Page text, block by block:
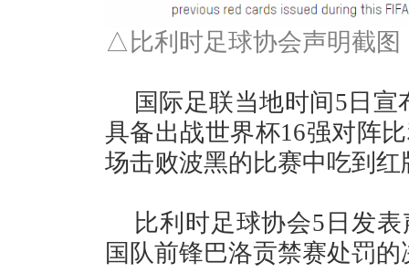
△比利时足球协会声明截图
国际足联当地时间5日
具备出战世界杯16强对阵
场击败波黑的比赛中吃到
比利时足球协会5日发
国队前锋巴洛贡禁赛处罚的